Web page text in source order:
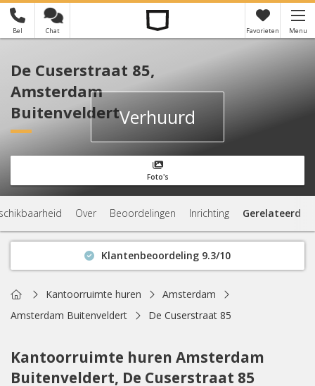
Bel Chat Favorieten Menu
×
Verhuurd
De Cuserstraat 85,
Amsterdam
Buitenveldert
Foto's
Over Beoordelingen Inrichting Gerelateerd
Klantenbeoordeling 9.3/10
Actuele beschikbaarheid
HomeKantoorruimte huren
Amsterdam
Amsterdam Buitenveldert
De Cuserstraat 85
Kantoorruimte huren Amsterdam
Buitenveldert, De Cuserstraat 85